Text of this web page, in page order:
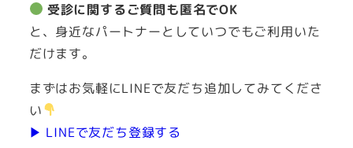
受診に関するご質問も匿名でOK
と、身近なパートナーとしていつでもご利用いた
だけます。
まずはお気軽にLINEで友だち追加してみてくださ
い
▶ LINEで友だち登録する